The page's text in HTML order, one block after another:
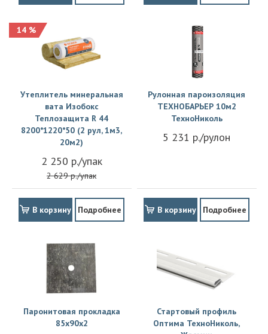
14 %
Утеплитель минеральная
вата Изобокс
Теплозащита R 44
8200*1220*50 (2 рул, 1м3,
20м2)
2 250 р./упак
2 629 р./упак
В корзину Подробнее
Рулонная пароизоляция
ТЕХНОБАРЬЕР 10м2
ТехноНиколь
5 231 р./рулон
В корзину Подробнее
Паронитовая прокладка
85x90x2
Стартовый профиль
Оптима ТехноНиколь,